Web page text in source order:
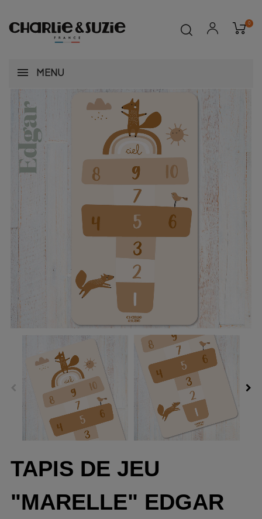
0
MENU
TAPIS DE JEU
"MARELLE" EDGAR